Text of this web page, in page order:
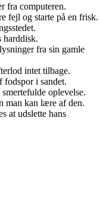
fra computeren.
fejl og starte på en frisk.
harddisk.
fra sin gamle
intet tilbage.
fodspor i sandet.
oplevelse.
man kan lære af den.
at udslette hans